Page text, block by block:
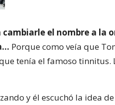
el nombre a la
Porque como veía que
tenía el famoso tinnitus.
y él escuchó la idea